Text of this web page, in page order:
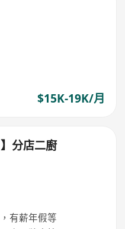
$15K-19K/月
分店二廚
有薪年假等